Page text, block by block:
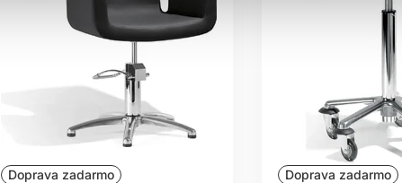
Doprava zadarmo
Doprava zadarmo